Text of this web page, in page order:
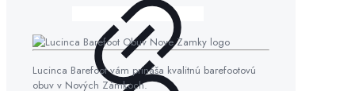
Lucinca Barefoot vám prináša kvalitnú barefootovú
obuv v Nových Zámkoch.